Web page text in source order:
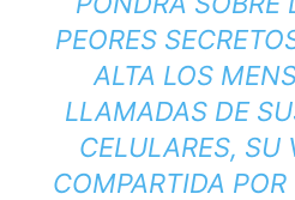
PEORES
ALTA LOS
LLAMADAS DE
CELULARES, SU
COMPARTIDA